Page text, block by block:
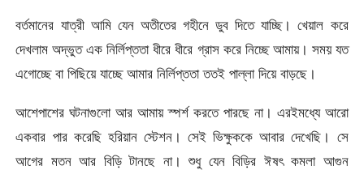
বর্তমানের যাত্রী আমি যেন অতীতের গহীনে ডুব দিতে যাচ্ছি। খেয়াল করে
দেখলাম অদ্ভুত এক নির্লিপ্ততা ধীরে ধীরে গ্রাস করে নিচ্ছে আমায়। সময় যত
এগোচ্ছে বা পিছিয়ে যাচ্ছে আমার নির্লিপ্ততা ততই পাল্লা দিয়ে বাড়ছে।
আশেপাশের ঘটনাগুলো আর আমায় স্পর্শ করতে পারছে না। এরইমধ্যে আরো
একবার পার করেছি হরিয়ান স্টেশন। সেই ভিক্ষুককে আবার দেখেছি। সে
আগের মতন আর বিড়ি টানছে না। শুধু যেন বিড়ির ঈষৎ কমলা আগুন